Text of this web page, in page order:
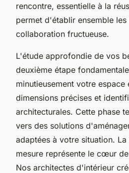
rencontre, essentielle à la
permet d'établir ensemble
collaboration fructueuse.
L'étude approfondie de vos
deuxième étape
minutieusement votre
dimensions précises et
architecturales. Cette phase
vers des solutions
adaptées à votre situation.
mesure représente le cœur
Nos architectes d'intérieur